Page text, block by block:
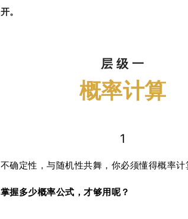
。
层 级 一
概率计算
1
确定性，与随机性共舞，你必须懂得概率计
握多少概率公式，才够用呢？